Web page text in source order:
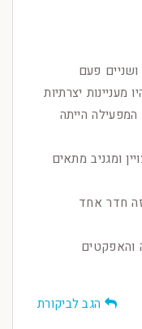
ושניים פעם
היו מעניינות יצרתיות
המפעילה הייתה
ומגניב מתאים
חדר אחד
והאפקטים
הגב לביקורת